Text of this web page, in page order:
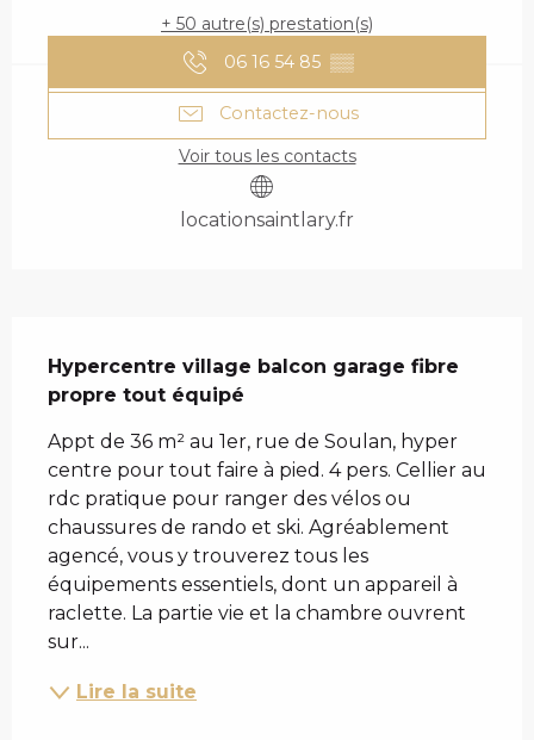
+ 50 autre(s) prestation(s)
06 16 54 85 ▒▒
Contactez-nous
Voir tous les contacts
locationsaintlary.fr
Hypercentre village balcon garage fibre
propre tout équipé
Appt de 36 m² au 1er, rue de Soulan, hyper
centre pour tout faire à pied. 4 pers. Cellier au
rdc pratique pour ranger des vélos ou
chaussures de rando et ski. Agréablement
agencé, vous y trouverez tous les
équipements essentiels, dont un appareil à
raclette. La partie vie et la chambre ouvrent
sur...
Lire la suite